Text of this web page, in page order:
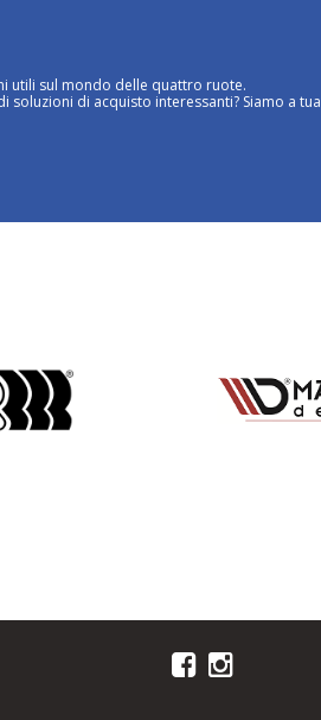
utili sul mondo delle quattro ruote.
di acquisto interessanti? Siamo a